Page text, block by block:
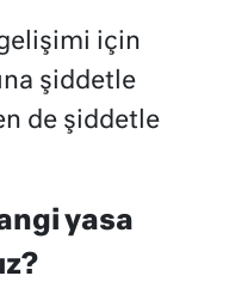
için
şiddetle
de şiddetle
yasa